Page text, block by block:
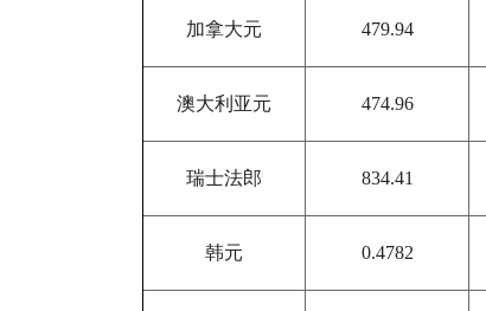
加拿大元 479.94
澳大利亚元 474.96
瑞士法郎 834.41
韩元 0.4782